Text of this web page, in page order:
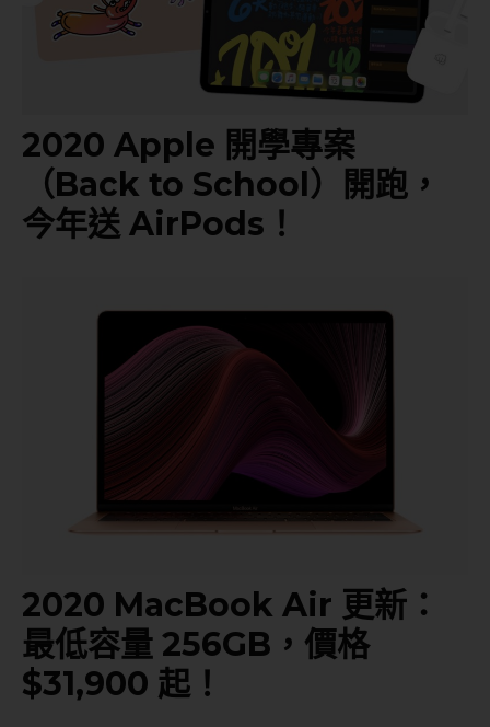
2020 Apple 開學專案
（Back to School）開跑，
今年送 AirPods！
2020 MacBook Air 更新：
最低容量 256GB，價格
$31,900 起！